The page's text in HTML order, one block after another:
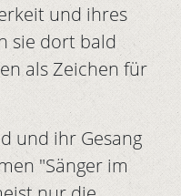
und ihres
sie dort bald
als Zeichen für
und ihr Gesang
"Sänger im